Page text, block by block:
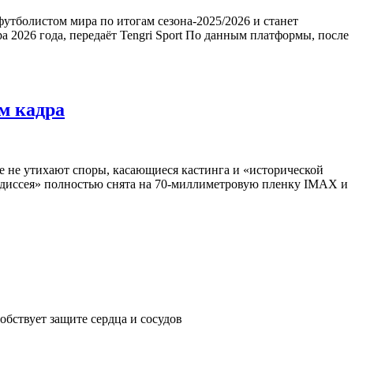
мира по итогам сезона-2025/2026 и станет
2026 года, передаёт Tengri Sport По данным платформы, после
кадра
утихают споры, касающиеся кастинга и «исторической
полностью снята на 70-миллиметровую пленку IMAX и
защите сердца и сосудов